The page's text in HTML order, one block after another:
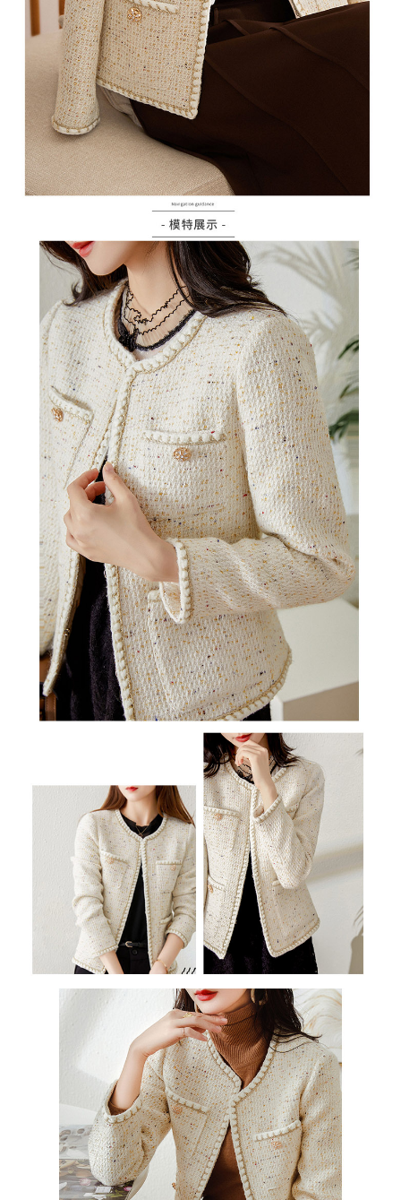
２．訂單成立數日內，您將收到繳費通知簡訊。
３．收到繳費通知簡訊後14天內，點擊此簡訊中的連結，可透過四大超商／
ATM／網路銀行／等多元方式進行付款，方視為交易完成。
※ 請注意：結帳手續完成當下不需立刻繳費，但若您需要取消訂單，請聯絡
購買商品的店家。未經商家同意取消之訂單仍視為有效，需透過AFTEE先享
後付繳納相關費用。
※ 交易是否成功請以「AFTEE先享後付 」之結帳頁面顯示為準，若有關於
是否繳費成功／繳費後需取消欲退款等相關疑問，請聯繫「AFTEE先享後付
客戶支援中心」https://netprotections.freshdesk.com/support/home
【注意事項】
１．透過由恩沛科技股份有限公司提供之「AFTEE先享後付」服務完成之交
易，需依本服務之必要範圍內提供個人資料，並將交易相關給付款項請求債
權轉讓予恩沛科技股份有限公司。
２．關於個人資料處理事宜，請瀏覽以下網址：
https://aftee.tw/terms/#terms3
３．未成年的使用者請事先徵得法定代理人或監護人之同意方可使用
「AFTEE先享後付」，若未經同意申辦者引起之損失，本公司不負相關責
４．使用「AFTEE先享後付」時，將依據個別帳號之用戶狀況，依本公司即
時審查核予不同之上限額度；若仍有額度不足之情形，本公司將視審查結果
請求用戶進行身份認證。
５．嚴禁一人註冊多個帳號或使用他人資訊註冊。若發現惡意使用之情形，
恩沛科技股份有限公司將有權停止該用戶之使用額度並採取法律行動。
每筆NT$79，滿NT$599(含以上)免運費
7-11取貨付款
每筆NT$79，滿NT$1,000(含以上)免運費
付款後7-11取貨
每筆NT$79，滿NT$1,000(含以上)免運費
宅配
每筆NT$90，滿NT$1,000(含以上)免運費
每筆NT$100，滿NT$1,500(含以上)免運費